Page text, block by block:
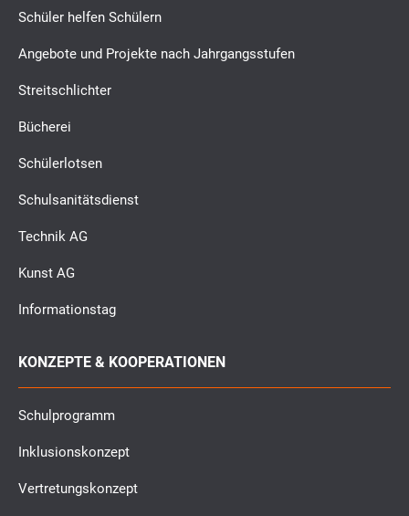
Schüler helfen Schülern
Angebote und Projekte nach Jahrgangsstufen
Streitschlichter
Bücherei
Schülerlotsen
Schulsanitätsdienst
Technik AG
Kunst AG
Informationstag
KONZEPTE & KOOPERATIONEN
Schulprogramm
Inklusionskonzept
Vertretungskonzept